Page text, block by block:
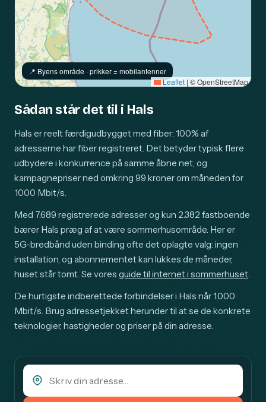
📍️ Byens område · prikker = mobilantenner
Leaflet | © OpenStreetMap
Sådan står det til i Hals
Hals er reelt færdigudbygget med fiber: 100% af
adresserne har fiber registreret. Det betyder typisk flere
udbydere i konkurrence på samme åbne net, og
kampagnepriser ned omkring 99 kroner om måneden for
1000 Mbit/s.
Med 7.689 registrerede adresser og kun 2.382 fastboende
bærer Hals præg af at være sommerhusområde. Her er
5G-bredbånd uden binding ofte det oplagte valg: ingen
installation, og abonnementet kan lukkes de måneder,
huset står tomt. Se vores guide til internet i sommerhuset.
De hurtigste indberettede forbindelser i Hals når 1.000
Mbit/s. Brug adressetjekket herunder til at se de konkrete
teknologier, hastigheder og priser på din adresse.